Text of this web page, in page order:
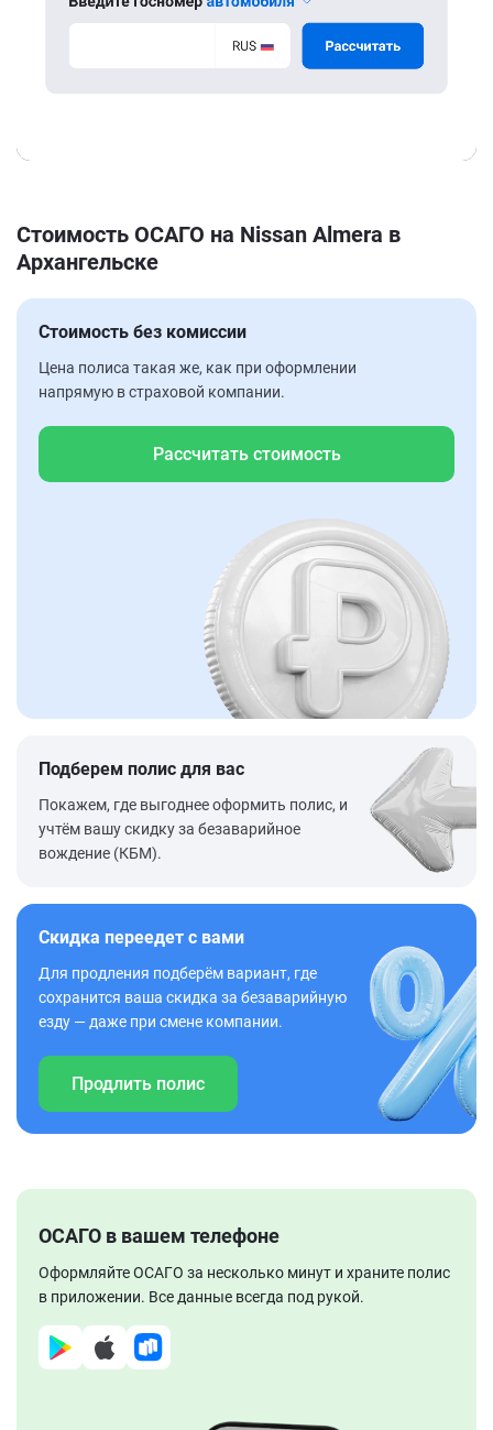
Стоимость ОСАГО на Nissan Almera в
Архангельске
Стоимость без комиссии
Цена полиса такая же, как при оформлении
напрямую в страховой компании.
Рассчитать стоимость
Подберем полис для вас
Покажем, где выгоднее оформить полис, и
учтём вашу скидку за безаварийное
вождение (КБМ).
Скидка переедет с вами
Для продления подберём вариант, где
сохранится ваша скидка за безаварийную
езду — даже при смене компании.
Продлить полис
ОСАГО в вашем телефоне
Оформляйте ОСАГО за несколько минут и храните полис
в приложении. Все данные всегда под рукой.